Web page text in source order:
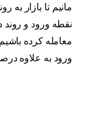
مانیم تا بازار به
نقطه ورود و
معامله کرده
ورود به علاوه